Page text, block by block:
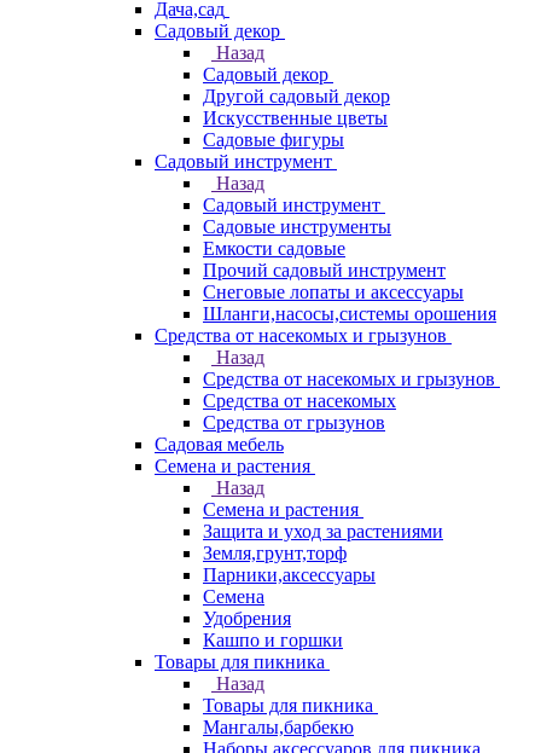
Дача,сад
Садовый декор
Назад
Садовый декор
Другой садовый декор
Искусственные цветы
Садовые фигуры
Садовый инструмент
Назад
Садовый инструмент
Садовые инструменты
Емкости садовые
Прочий садовый инструмент
Снеговые лопаты и аксессуары
Шланги,насосы,системы орошения
Средства от насекомых и грызунов
Назад
Средства от насекомых и грызунов
Средства от насекомых
Средства от грызунов
Садовая мебель
Семена и растения
Назад
Семена и растения
Защита и уход за растениями
Земля,грунт,торф
Парники,аксессуары
Семена
Удобрения
Кашпо и горшки
Товары для пикника
Назад
Товары для пикника
Мангалы,барбекю
Наборы аксессуаров для пикника